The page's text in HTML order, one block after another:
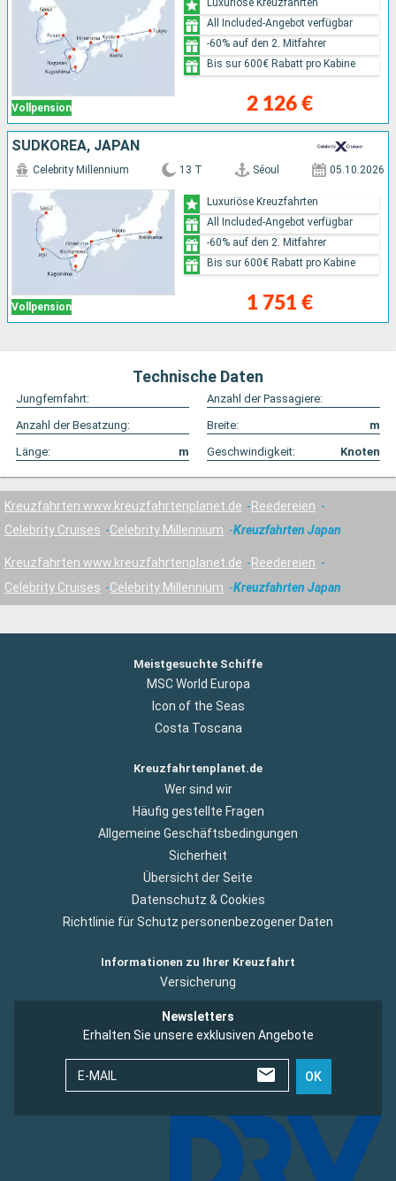
Vollpension 2 126 €
Luxuriöse Kreuzfahrten
All Included-Angebot verfügbar
-60% auf den 2. Mitfahrer
Bis sur 600€ Rabatt pro Kabine
SÜDKOREA, JAPAN
Vollpension
Celebrity Millennium 13 T Séoul 05.10.2026
1 751 €
Luxuriöse Kreuzfahrten
All Included-Angebot verfügbar
-60% auf den 2. Mitfahrer
Bis sur 600€ Rabatt pro Kabine
Technische Daten
Jungfernfahrt:
Anzahl der Passagiere:
Anzahl der Besatzung:
Breite:
m
Länge:
m Geschwindigkeit: Knoten
Kreuzfahrten www.kreuzfahrtenplanet.de
Reedereien
Celebrity Cruises
Celebrity Millennium Kreuzfahrten Japan
Kreuzfahrten www.kreuzfahrtenplanet.de
Reedereien
Celebrity Cruises
Celebrity Millennium Kreuzfahrten Japan
Meistgesuchte Schiffe
MSC World Europa
Icon of the Seas
Costa Toscana
Kreuzfahrtenplanet.de
Wer sind wir
Häufig gestellte Fragen
Allgemeine Geschäftsbedingungen
Sicherheit
Übersicht der Seite
Datenschutz & Cookies
Richtlinie für Schutz personenbezogener Daten
Informationen zu Ihrer Kreuzfahrt
Versicherung
Newsletters
Erhalten Sie unsere exklusiven Angebote
E-MAIL OK